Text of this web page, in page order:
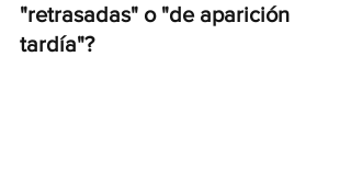
"retrasadas" o "de aparición
tardía"?